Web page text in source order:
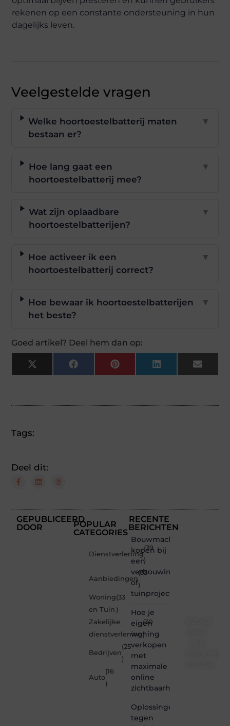
rekenen op een constante ondersteuning in hun
dagelijks leven.
Veelgestelde vragen
Welke hoortoestelbatterij maten
bestaan er?
▼
Hoe lang gaat een
hoortoestelbatterij mee?
▼
Wat zijn oplaadbare
hoortoestelbatterijen?
▼
Hoe activeer ik een
hoortoestelbatterij correct?
▼
Hoe bewaar ik hoortoestelbatterijen
het beste?
▼
Goed artikel? Deel hem dan op:
X
(Twitter)
FacebookPinterestLinkedInEmail
Tags:
Deel dit:
GEPUBLICEERD
DOOR
POPULAR
CATEGORIES
Dienstverlening
(39
)
Aanbiedingen
(33
)
Woning
en Tuin
(33
)
Zakelijke
dienstverlening
(30
)
Bedrijven
(25
)
Auto
(16
)
RECENTE
BERICHTEN
Bouwmachines
kopen bij
een
verbouwing
of
tuinproject
Hoe je
eigen
woning
verkopen
met
maximale
online
zichtbaarheid
Oplossingen
tegen